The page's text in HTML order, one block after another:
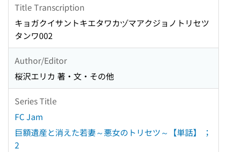
Title Transcription
キョガクイサントキエタワカヅマアクジョノトリセツ
タンワ002
Author/Editor
桜沢エリカ 著・文・その他
Series Title
FC Jam
巨額遺産と消えた若妻～悪女のトリセツ～【単話】 ；
2